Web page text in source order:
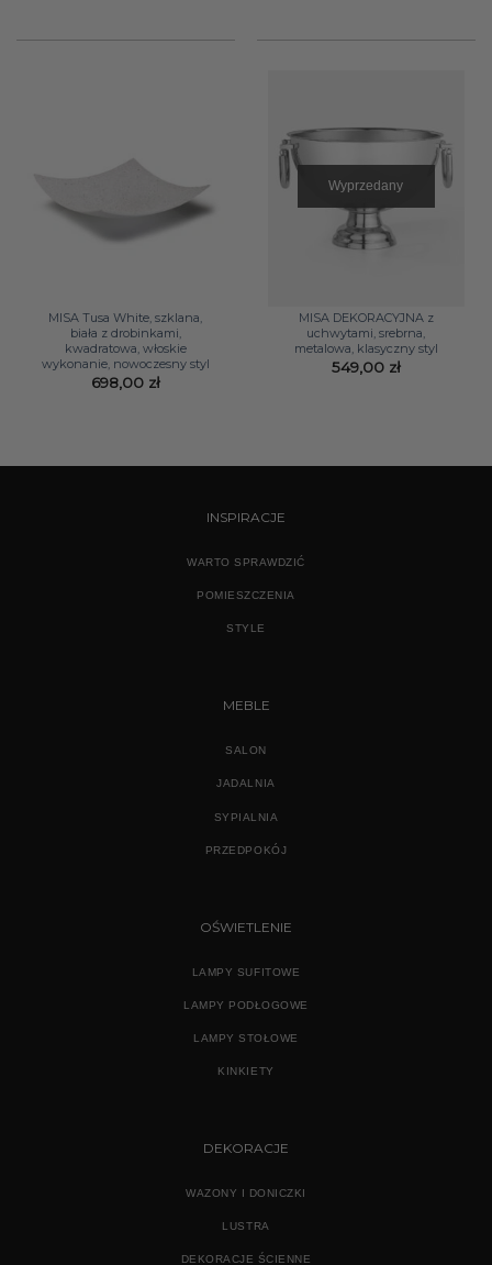
do
MISA Tusa White, szklana,
biała z drobinkami,
kwadratowa, włoskie
wykonanie, nowoczesny styl
698,00 zł
Wyprzedany
MISA DEKORACYJNA z
uchwytami, srebrna,
metalowa, klasyczny styl
549,00 zł
INSPIRACJE
WARTO SPRAWDZIĆ
POMIESZCZENIA
STYLE
MEBLE
SALON
JADALNIA
SYPIALNIA
PRZEDPOKÓJ
OŚWIETLENIE
LAMPY SUFITOWE
LAMPY PODŁOGOWE
LAMPY STOŁOWE
KINKIETY
DEKORACJE
WAZONY I DONICZKI
LUSTRA
DEKORACJE ŚCIENNE